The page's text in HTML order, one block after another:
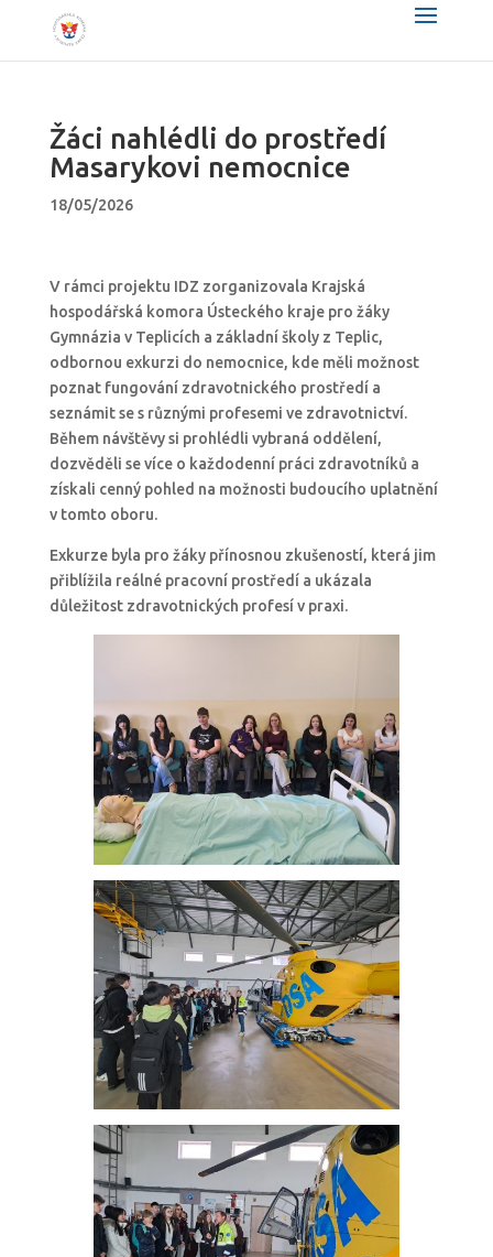
Žáci nahlédli do prostředí
Masarykovi nemocnice
18/05/2026
V rámci projektu IDZ zorganizovala Krajská
hospodářská komora Ústeckého kraje pro žáky
Gymnázia v Teplicích a základní školy z Teplic,
odbornou exkurzi do nemocnice, kde měli možnost
poznat fungování zdravotnického prostředí a
seznámit se s různými profesemi ve zdravotnictví.
Během návštěvy si prohlédli vybraná oddělení,
dozvěděli se více o každodenní práci zdravotníků a
získali cenný pohled na možnosti budoucího uplatnění
v tomto oboru.
Exkurze byla pro žáky přínosnou zkušeností, která jim
přiblížila reálné pracovní prostředí a ukázala
důležitost zdravotnických profesí v praxi.